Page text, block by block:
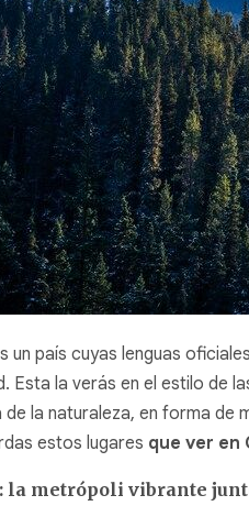
un país cuyas lenguas
Esta la verás en el estilo de
de la naturaleza, en forma de
estos lugares que ver en
la metrópoli vibrante